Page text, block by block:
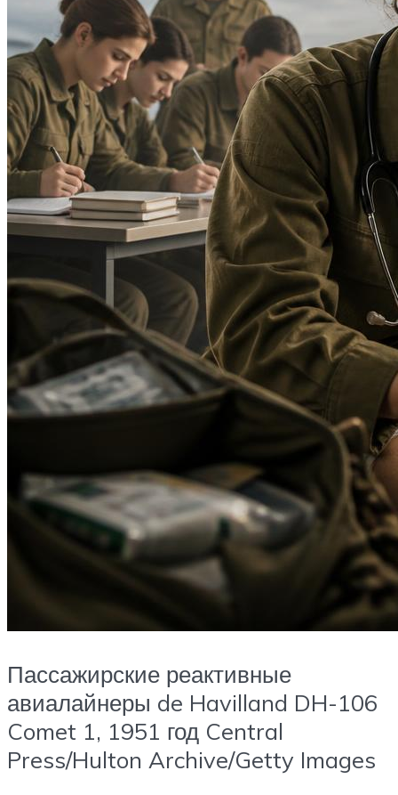
Пассажирские реактивные
авиалайнеры de Havilland DH-106
Comet 1, 1951 год Central
Press/Hulton Archive/Getty Images